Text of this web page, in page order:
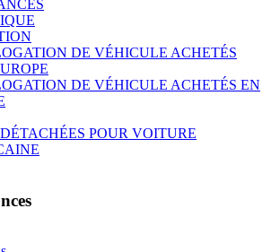
DE VÉHICULE ACHETÉS
DE VÉHICULE ACHETÉS EN
POUR VOITURE